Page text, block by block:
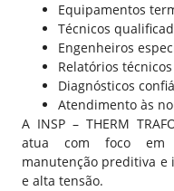
Equipamentos
Técnicos
Engenheiros
Relatórios
Diagnósticos
Atendimento às
A INSP – THERM
atua com foco em
manutenção preditiva e
e alta tensão.